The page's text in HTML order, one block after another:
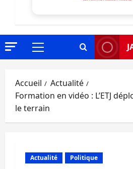
Menu
Accueil
Actualité
Formation en vidéo : L’ETJ
le terrain
Actualité Politique